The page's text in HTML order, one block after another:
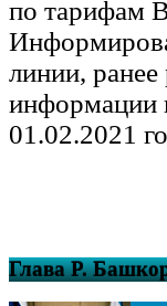
по тарифам
линии,
информации
01.02.2021
Глава Р.